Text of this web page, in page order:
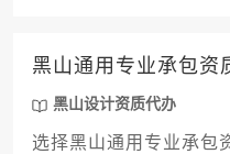
黑山通用专业承包资
黑山设计资质代办
选择黑山通用专业承包